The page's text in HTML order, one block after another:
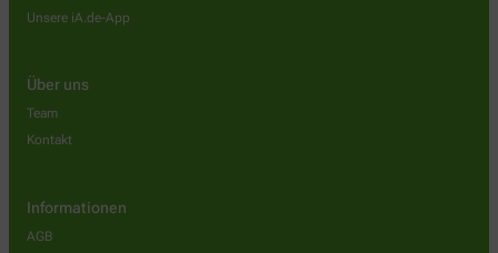
Unsere iA.de-App
Über uns
Team
Kontakt
Informationen
AGB